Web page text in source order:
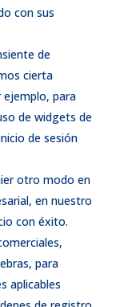
con sus
de
cierta
para
de widgets de
de sesión
otro modo en
en nuestro
con éxito.
para
aplicables